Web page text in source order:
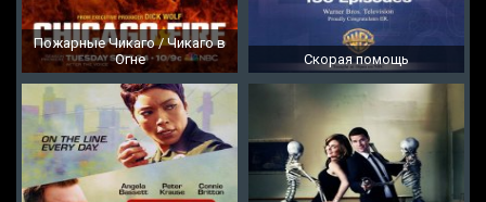
Пожарные Чикаго / Чикаго в
Огне
Скорая помощь